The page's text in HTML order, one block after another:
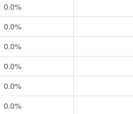
0.0%
0.0%
0.0%
0.0%
0.0%
0.0%